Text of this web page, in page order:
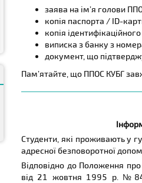
заява на ім’я голови
копія паспорта / ID-
копія
виписка з банку з
документ, що
Пам’ятайте, що ППОС КУБГ
Студенти, які проживають у
адресної безповоротної
Відповідно до Положення
від 21 жовтня 1995 р.